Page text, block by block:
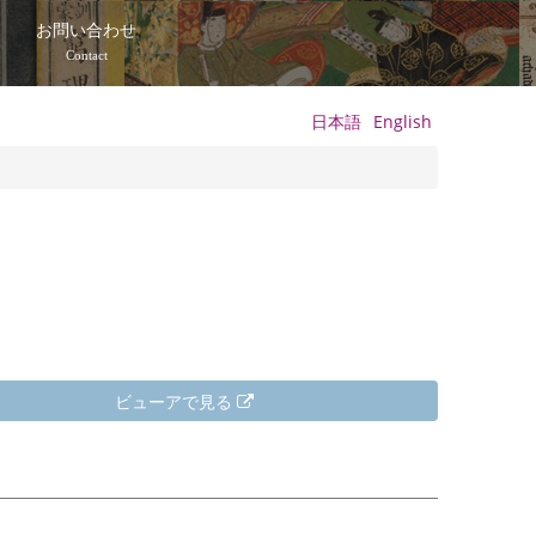
お問い合わせ
Contact
日本語 English
ビューアで見る